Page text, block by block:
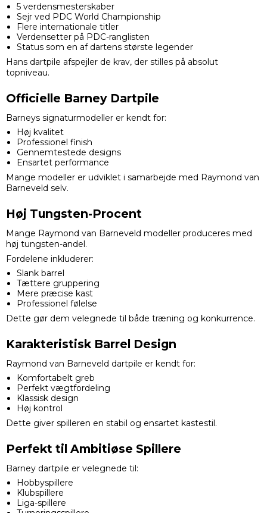
5 verdensmesterskaber
Sejr ved PDC World Championship
Flere internationale titler
Verdensetter på PDC-ranglisten
Status som en af dartens største legender
Hans dartpile afspejler de krav, der stilles på absolut
topniveau.
Officielle Barney Dartpile
Barneys signaturmodeller er kendt for:
Høj kvalitet
Professionel finish
Gennemtestede designs
Ensartet performance
Mange modeller er udviklet i samarbejde med Raymond van
Barneveld selv.
Høj Tungsten-Procent
Mange Raymond van Barneveld modeller produceres med
høj tungsten-andel.
Fordelene inkluderer:
Slank barrel
Tættere gruppering
Mere præcise kast
Professionel følelse
Dette gør dem velegnede til både træning og konkurrence.
Karakteristisk Barrel Design
Raymond van Barneveld dartpile er kendt for:
Komfortabelt greb
Perfekt vægtfordeling
Klassisk design
Høj kontrol
Dette giver spilleren en stabil og ensartet kastestil.
Perfekt til Ambitiøse Spillere
Barney dartpile er velegnede til:
Hobbyspillere
Klubspillere
Liga-spillere